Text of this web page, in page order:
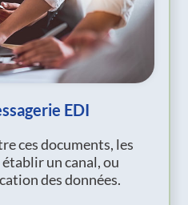
EDI
ces documents, les
un canal, ou
des données.